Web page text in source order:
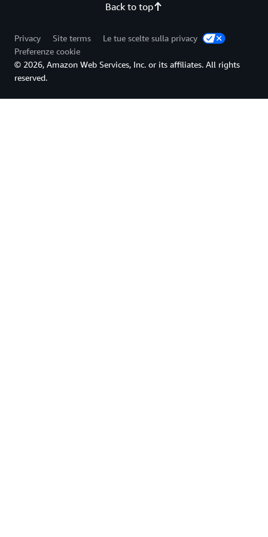
Back to top
Privacy Site terms
Le tue scelte sulla privacy
Preferenze cookie
© 2026, Amazon Web Services, Inc. or its affiliates. All rights
reserved.